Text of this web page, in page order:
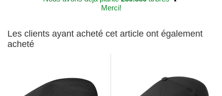
Merci!
Les clients ayant acheté cet article ont également
acheté